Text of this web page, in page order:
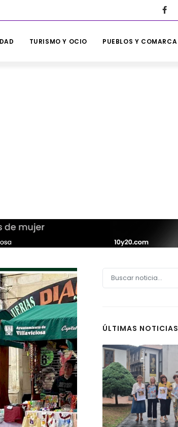
TURISMO Y OCIO PUEBLOS Y COMARCA
ÚLTIMAS NOTICIAS